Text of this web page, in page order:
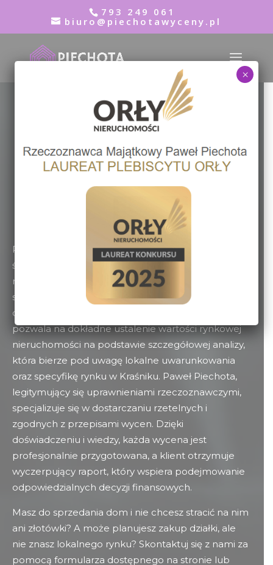
793 249 061
biuro@piechotawyceny.pl
Wycena nieruchomości
Kraśnik
Rzeczoznawca Majątkowy Paweł Piechota
Prawidłowa wycena powinna być podstawą każdej
świadomej decyzji finansowej związanej z
nieruchomościami. Potrzebna jest zarówno przy
sprzedaży, zakupie, jak i przy planowaniu inwestycji
czy regulacji zobowiązań podatkowych. Proces ten
pozwala na dokładne ustalenie wartości rynkowej
nieruchomości na podstawie szczegółowej analizy,
która bierze pod uwagę lokalne uwarunkowania
oraz specyfikę rynku w Kraśniku. Paweł Piechota,
legitymujący się uprawnieniami rzeczoznawczymi,
specjalizuje się w dostarczaniu rzetelnych i
zgodnych z przepisami wycen. Dzięki
doświadczeniu i wiedzy, każda wycena jest
profesjonalnie przygotowana, a klient otrzymuje
wyczerpujący raport, który wspiera podejmowanie
odpowiedzialnych decyzji finansowych.
Masz do sprzedania dom i nie chcesz stracić na nim
ani złotówki? A może planujesz zakup działki, ale
nie znasz lokalnego rynku? Skontaktuj się z nami za
pomocą formularza dostępnego na stronie lub
×